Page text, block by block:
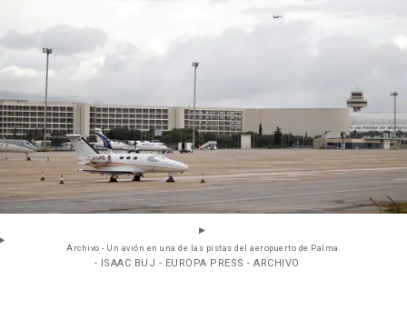
Archivo - Un avión en una de las pistas del aeropuerto de Palma.
- ISAAC BUJ - EUROPA PRESS - ARCHIVO